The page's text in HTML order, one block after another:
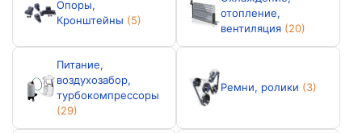
Опоры,
Кронштейны (5)
отопление,
вентиляция (20)
Питание,
воздухозабор,
турбокомпрессоры
(29)
Ремни, ролики (3)